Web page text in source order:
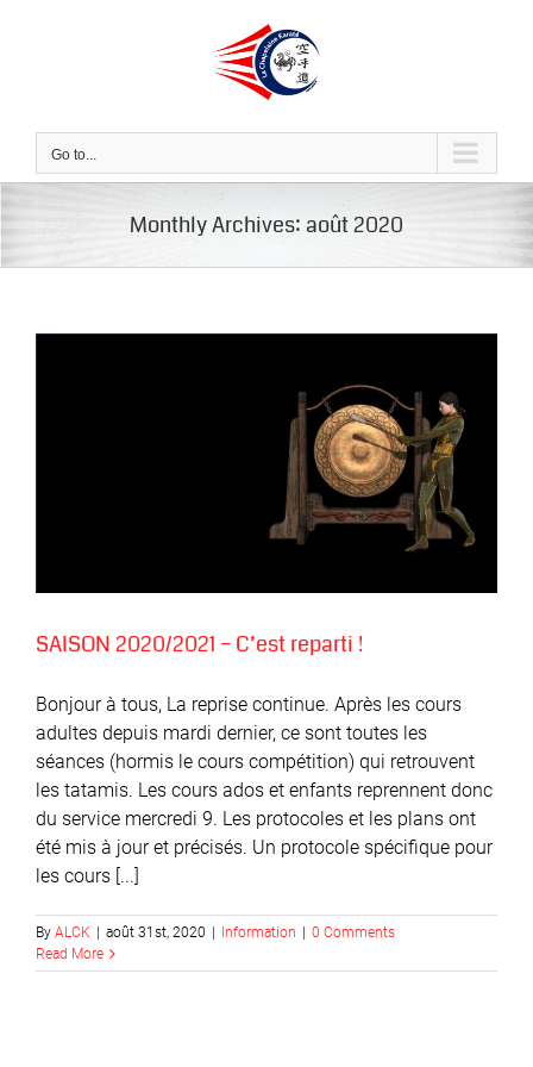
Go to...
Monthly Archives: août 2020
SAISON 2020/2021 – C’est reparti !
Bonjour à tous, La reprise continue. Après les cours
adultes depuis mardi dernier, ce sont toutes les
séances (hormis le cours compétition) qui retrouvent
les tatamis. Les cours ados et enfants reprennent donc
du service mercredi 9. Les protocoles et les plans ont
été mis à jour et précisés. Un protocole spécifique pour
les cours [...]
By ALCK août 31st, 2020 Information
0 Comments
Read More